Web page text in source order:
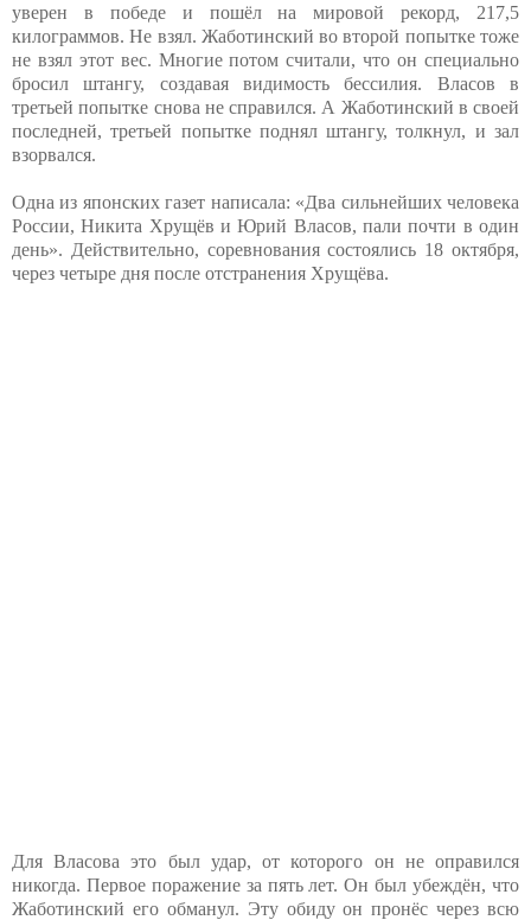
уверен в победе и пошёл на мировой рекорд, 217,5
килограммов. Не взял. Жаботинский во второй попытке тоже
не взял этот вес. Многие потом считали, что он специально
бросил штангу, создавая видимость бессилия. Власов в
третьей попытке снова не справился. А Жаботинский в своей
последней, третьей попытке поднял штангу, толкнул, и зал
взорвался.
Одна из японских газет написала: «Два сильнейших человека
России, Никита Хрущёв и Юрий Власов, пали почти в один
день». Действительно, соревнования состоялись 18 октября,
через четыре дня после отстранения Хрущёва.
Для Власова это был удар, от которого он не оправился
никогда. Первое поражение за пять лет. Он был убеждён, что
Жаботинский его обманул. Эту обиду он пронёс через всю